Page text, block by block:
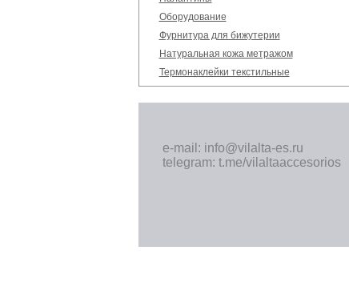
Оборудование
Фурнитура для бижутерии
Натуральная кожа метражом
Термонаклейки текстильные
e-mail: info@vilalta-es.ru
telegram: t.me/vilaltaaccesorios